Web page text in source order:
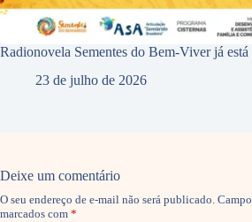
Radionovela Sementes do Bem-Viver já está
23 de julho de 2026
Deixe um comentário
O seu endereço de e-mail não será publicado.
marcados com *